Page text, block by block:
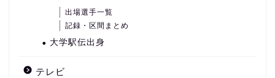
出場選手一覧
記録・区間まとめ
大学駅伝出身
テレビ